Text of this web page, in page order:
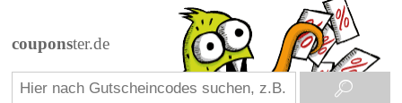
couponster.de